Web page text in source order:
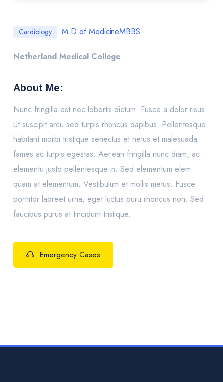
Cardiology M.D of MedicineMBBS
Netherland Medical College
About Me:
Nunc fringilla est nec lobortis dictum. Fusce a dolor risus.
Ut suscipit arcu sed turpis rhoncus dapibus. Pellentesque
habitant morbi tristique senectus et netus et malesuada
fames ac turpis egestas. Aenean fringilla nunc diam, ac
elementu justo pellentesque in. Sed elementum elem
quam at elementum. Vestibulum et mollis metus. Fusce
porttitor laoreet urna, eget luctus puru rhoncus non. Sed
faucibus purus at tincidunt tristique.
Emergency Cases